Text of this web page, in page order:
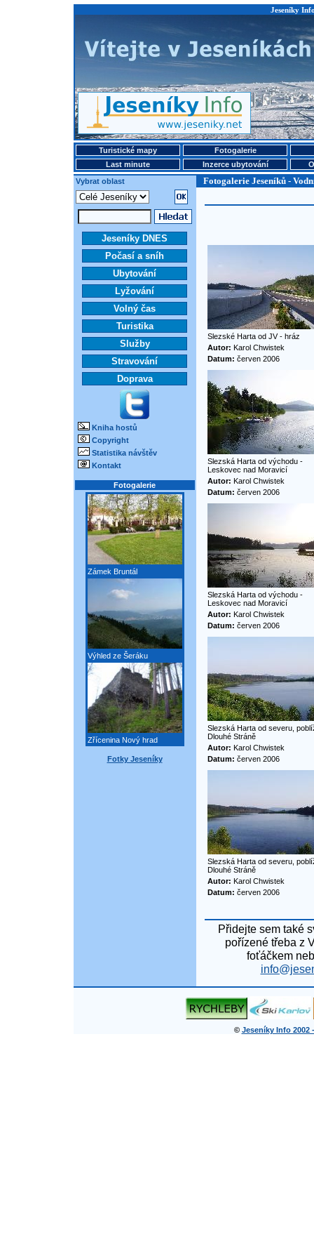
Jeseníky
Turistické mapy
Fotogalerie
Last minute
Inzerce ubytování
Vybrat oblast
Fotogalerie Jeseníků -
Jeseníky DNES
Počasí a sníh
Ubytování
Lyžování
Volný čas
Turistika
Služby
Stravování
Doprava
Kniha hostů
Copyright
Statistika návštěv
Kontakt
Fotogalerie
Zámek Bruntál
Výhled ze Šeráku
Zřícenina Nový hrad
Fotky Jeseníky
Slezské Harta od JV - hráz
Autor: Karol Chwistek
Datum: červen 2006
Slezská Harta od východu -
Leskovec nad Moravicí
Autor: Karol Chwistek
Datum: červen 2006
Slezská Harta od východu -
Leskovec nad Moravicí
Autor: Karol Chwistek
Datum: červen 2006
Slezská Harta od severu,
Dlouhé Stráně
Autor: Karol Chwistek
Datum: červen 2006
Slezská Harta od severu,
Dlouhé Stráně
Autor: Karol Chwistek
Datum: červen 2006
Přidejte sem také
pořízené třeba z
foťáčkem
© Jeseníky Info 2002